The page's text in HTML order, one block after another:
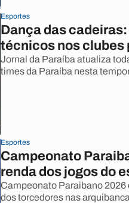
Esportes
Dança das
técnicos nos clubes
Jornal da Paraíba atualiza
times da Paraíba nesta
Esportes
Campeonato
renda dos jogos do
Campeonato Paraibano 2026
dos torcedores nas